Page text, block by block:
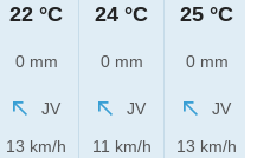
22 °C
0 mm
JV
13 km/h
24 °C
0 mm
JV
11 km/h
25 °C
0 mm
JV
13 km/h